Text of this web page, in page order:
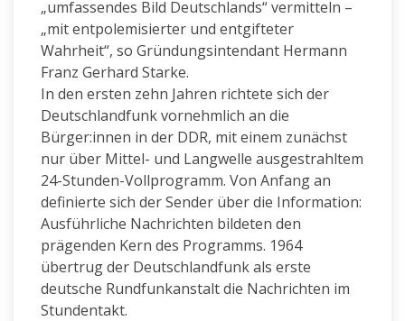
„umfassendes Bild Deutschlands“ vermitteln –
„mit entpolemisierter und entgifteter
Wahrheit“, so Gründungsintendant Hermann
Franz Gerhard Starke.
In den ersten zehn Jahren richtete sich der
Deutschlandfunk vornehmlich an die
Bürger:innen in der DDR, mit einem zunächst
nur über Mittel- und Langwelle ausgestrahltem
24-Stunden-Vollprogramm. Von Anfang an
definierte sich der Sender über die Information:
Ausführliche Nachrichten bildeten den
prägenden Kern des Programms. 1964
übertrug der Deutschlandfunk als erste
deutsche Rundfunkanstalt die Nachrichten im
Stundentakt.